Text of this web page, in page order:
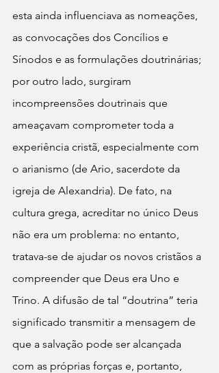
esta ainda influenciava as nomeações,
as convocações dos Concílios e
Sínodos e as formulações doutrinárias;
por outro lado, surgiram
incompreensões doutrinais que
ameaçavam comprometer toda a
experiência cristã, especialmente com
o arianismo (de Ario, sacerdote da
igreja de Alexandria). De fato, na
cultura grega, acreditar no único Deus
não era um problema: no entanto,
tratava-se de ajudar os novos cristãos a
compreender que Deus era Uno e
Trino. A difusão de tal “doutrina” teria
significado transmitir a mensagem de
que a salvação pode ser alcançada
com as próprias forças e, portanto,